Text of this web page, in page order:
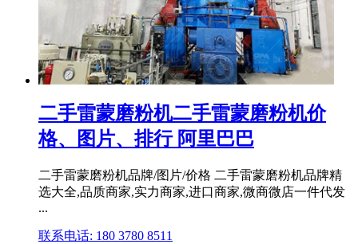
二手雷蒙磨粉机二手雷蒙磨粉机价
格、图片、排行 阿里巴巴
二手雷蒙磨粉机品牌/图片/价格 二手雷蒙磨粉机品牌精
选大全,品质商家,实力商家,进口商家,微商微店一件代发
...
联系电话: 180 3780 8511